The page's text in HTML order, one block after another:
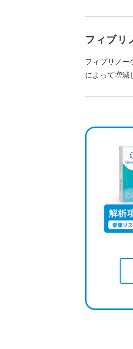
フィブリ
フィブリノー
によって増減